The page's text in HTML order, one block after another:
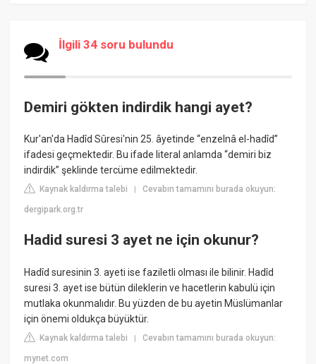
İlgili 34 soru bulundu
Demiri gökten indirdik hangi ayet?
Kur'an'da Hadîd Sûresi'nin 25. âyetinde “enzelnâ el-hadîd”
ifadesi geçmektedir. Bu ifade literal anlamda “demiri biz
indirdik” şeklinde tercüme edilmektedir.
Kaynak kaldırma talebi |Cevabın tamamını burada okuyun:
dergipark.org.tr
Hadid suresi 3 ayet ne için okunur?
Hadîd suresinin 3. ayeti ise faziletli olması ile bilinir. Hadîd
suresi 3. ayet ise bütün dileklerin ve hacetlerin kabulü için
mutlaka okunmalıdır. Bu yüzden de bu ayetin Müslümanlar
için önemi oldukça büyüktür.
Kaynak kaldırma talebi |Cevabın tamamını burada okuyun:
mynet.com